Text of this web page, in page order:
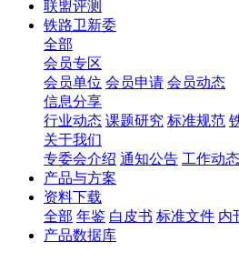
联盟评测
铁路卫新委
全部
会员专区
会员单位 会员申请 会员动态
信息分享
行业动态 课题研究 标准规范
关于我们
专委会介绍 通知公告 工作动态
产品与方案
资料下载
全部 年鉴 白皮书 标准文件 内
产品数据库